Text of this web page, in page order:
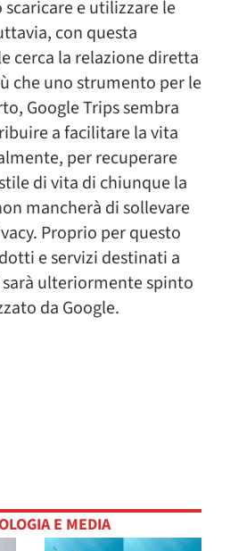
e utilizzare le
con questa
cerca la relazione diretta
che uno strumento per le
Google Trips sembra
a facilitare la vita
per recuperare
di vita di chiunque la
mancherà di sollevare
Proprio per questo
e servizi destinati a
ulteriormente spinto
da Google.
E MEDIA